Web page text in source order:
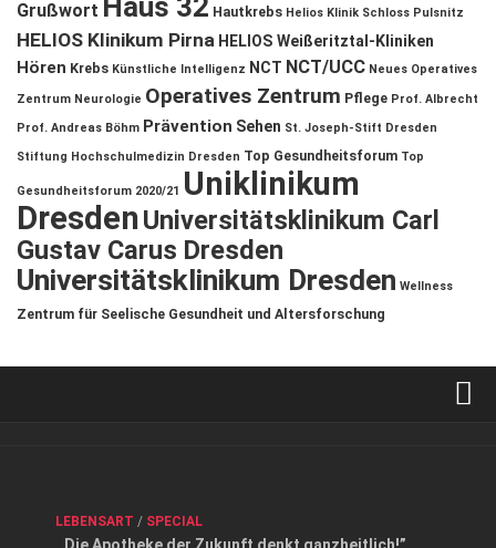
Grußwort Haus 32 Hautkrebs Helios Klinik Schloss Pulsnitz
HELIOS Klinikum Pirna HELIOS Weißeritztal-Kliniken
Hören Krebs Künstliche Intelligenz NCT NCT/UCC Neues Operatives
Zentrum Neurologie Operatives Zentrum Pflege Prof. Albrecht
Prof. Andreas Böhm Prävention Sehen St. Joseph-Stift Dresden
Stiftung Hochschulmedizin Dresden Top Gesundheitsforum Top
Gesundheitsforum 2020/21 Uniklinikum
DresdenUniversitätsklinikum Carl
Gustav Carus Dresden
Universitätsklinikum Dresden Wellness
Zentrum für Seelische Gesundheit und Altersforschung
Datenschutzerklärung
LEBENSART / SPECIAL